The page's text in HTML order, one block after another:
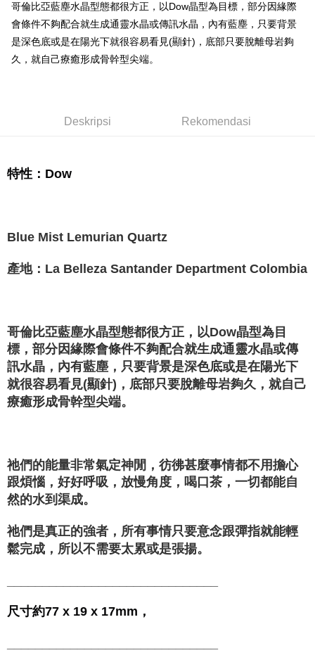
Pemindahan ATM
Pilihan Penghantaran
NT$3,000 atau lebih
NT$3,000 atau lebih
NT$80/pesanan | Penghantaran percuma untuk pesanan
Penghantaran percuma
哥倫比亞藍塵水晶型態都很方正，以Dow晶型為目標，部分因緣際
會條件不夠配合就生成通靈水晶或傳訊水晶，內有藍塵，只要背景
是深色底或是在陽光下就很容易看見(顯針)，底部只要脫離母岩夠
久，就自己療癒形成骨幹型尖端。
Deskripsi Rekomendasi
特性：Dow
Blue Mist Lemurian Quartz
產地：La Belleza Santander Department Colombia
哥倫比亞藍塵水晶型態都很方正，以Dow晶型為目
標，部分因緣際會條件不夠配合就生成通靈水晶或傳
訊水晶，內有藍塵，只要背景是深色底或是在陽光下
就很容易看見(顯針)，底部只要脫離母岩夠久，就自己
療癒形成骨幹型尖端。
祂們的能量非常氣定神閒，彷彿甚麼事情都不用擔心
跟煩惱，好好呼吸，放慢角度，喝口茶，一切都能自
然的水到渠成。
祂們是真正的強者，所有事情只要意念跟彈指就能輕
鬆完成，所以不需要太累或是張揚。
尺寸約77 x 19 x 17mm，